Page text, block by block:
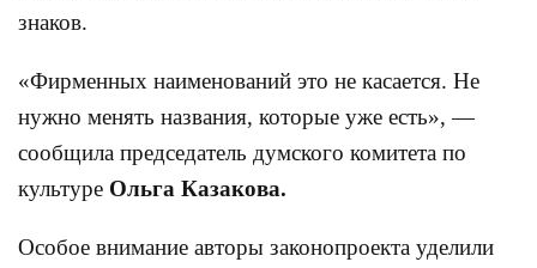
знаков.
«Фирменных наименований это не касается. Не
нужно менять названия, которые уже есть», —
сообщила председатель думского комитета по
культуре Ольга Казакова.
Особое внимание авторы законопроекта уделили